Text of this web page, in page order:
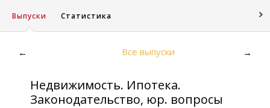
Выпуски Статистика
← Все выпуски →
Недвижимость. Ипотека.
Законодательство, юр. вопросы